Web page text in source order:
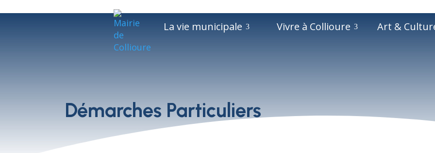
La vie municipale Vivre à Collioure Art &
Démarches Particuliers